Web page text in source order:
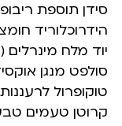
יוד מלח
קרוטן טעמים